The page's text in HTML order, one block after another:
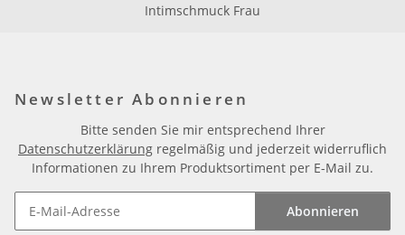
Intimschmuck Frau
Newsletter Abonnieren
Bitte senden Sie mir entsprechend Ihrer
Datenschutzerklärung regelmäßig und jederzeit widerruflich
Informationen zu Ihrem Produktsortiment per E-Mail zu.
Abonnieren